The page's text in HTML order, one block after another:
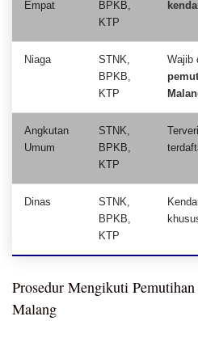
Empat
BPKB,
KTP
Niaga
STNK,
BPKB,
KTP
Wajib
Angkutan
Umum
STNK,
BPKB,
KTP
Dinas
STNK,
BPKB,
KTP
Prosedur Mengikuti
Malang